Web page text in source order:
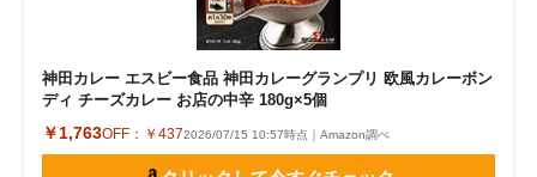
神田カレー エスビー食品 神田カレーグランプリ 欧風カレーボン
ディ チーズカレー お店の中辛 180g×5個
￥1,763OFF： ￥4372026/07/15 10:57時点｜Amazon調べ